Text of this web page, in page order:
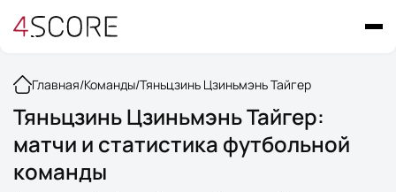
Главная/Команды/Тяньцзинь Цзиньмэнь Тайгер
Тяньцзинь Цзиньмэнь Тайгер:
матчи и статистика футбольной
команды